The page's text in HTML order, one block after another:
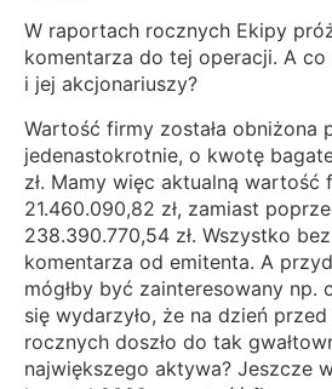
W raportach rocznych Ekipy
komentarza do tej operacji. A co
i jej akcjonariuszy?
Wartość firmy została obniżona
jedenastokrotnie, o kwotę
zł. Mamy więc aktualną
21.460.090,82 zł, zamiast
238.390.770,54 zł. Wszystko
komentarza od emitenta. A
mógłby być zainteresowany np.
się wydarzyło, że na dzień
rocznych doszło do tak
największego aktywa? Jeszcze